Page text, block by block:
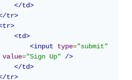
</td>
</tr>
<tr>
<td>
<input
type="submit"
value="Sign Up"
/>
</td>
</tr>